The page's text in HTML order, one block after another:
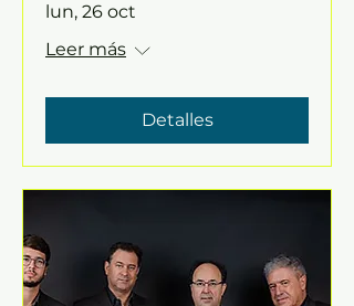
lun, 26 oct
Leer más
Detalles